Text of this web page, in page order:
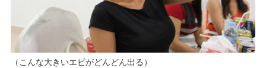
（こんな大きいエビがどんどん出る）